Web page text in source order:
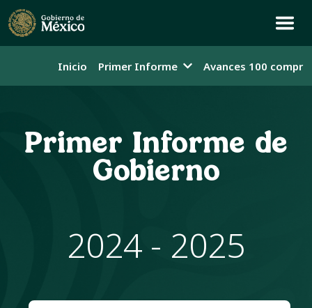
Inicio Primer Informe Avances 100
Primer Informe de
Gobierno
2024 - 2025